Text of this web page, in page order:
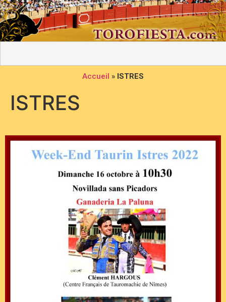
Accueil » ISTRES
ISTRES